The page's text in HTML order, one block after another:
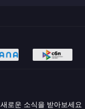
새로운 소식을 받아보세요